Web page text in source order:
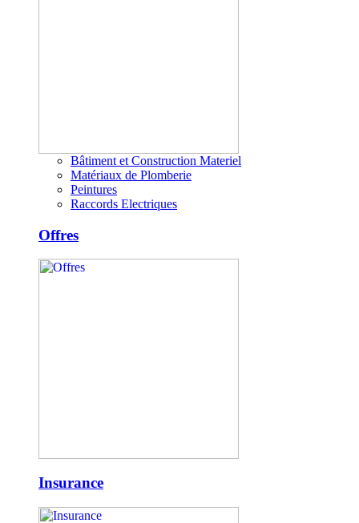
Bâtiment et Construction Materiel
Matériaux de Plomberie
Peintures
Raccords Electriques
Offres
Insurance